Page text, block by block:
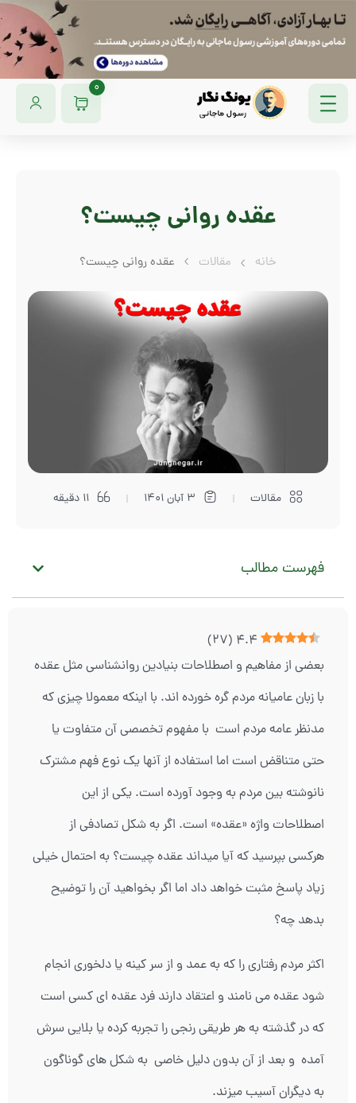
0
عقده روانی چیست؟
خانه مقالات عقده روانی چیست؟
مقالات 3 آبان 1401 11 دقیقه
فهرست مطالب
4.4
(
27
)
بعضی از مفاهیم و اصطلاحات بنیادین روانشناسی مثل عقده
با زبان عامیانه مردم گره خورده اند. با اینکه معمولا چیزی که
مدنظر عامه مردم است با مفهوم تخصصی آن متفاوت یا
حتی متناقض است اما استفاده از آنها یک نوع فهم مشترک
نانوشته بین مردم به وجود آورده است. یکی از این
اصطلاحات واژه «عقده» است. اگر به شکل تصادفی از
هرکسی بپرسید که آیا می­داند عقده چیست؟ به احتمال خیلی
زیاد پاسخ مثبت خواهد داد اما اگر بخواهید آن را توضیح
بدهد چه؟
اکثر مردم رفتاری را که به عمد و از سر کینه یا دلخوری انجام
شود عقده می نامند و اعتقاد دارند فرد عقده ای کسی است
که در گذشته به هر طریقی رنجی را تجربه کرده یا بلایی سرش
آمده و بعد از آن بدون دلیل خاصی به شکل های گوناگون
به دیگران آسیب میزند.